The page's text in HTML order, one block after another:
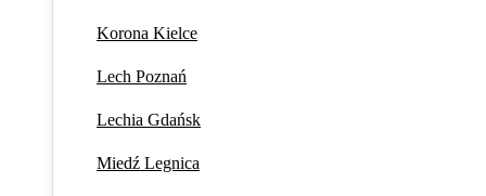
Korona Kielce
Lech Poznań
Lechia Gdańsk
Miedź Legnica